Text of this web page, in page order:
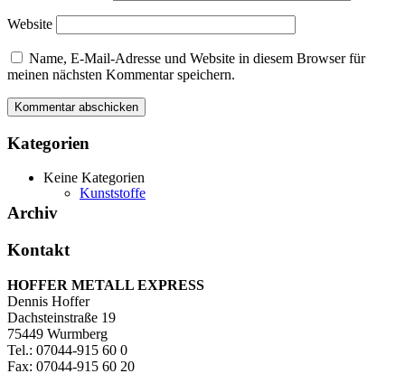
Kunststoffe
Website
Name, E-Mail-Adresse und Website in diesem Browser für
meinen nächsten Kommentar speichern.
Kategorien
Keine Kategorien
Archiv
Kontakt
HOFFER METALL EXPRESS
Dennis Hoffer
Dachsteinstraße 19
75449 Wurmberg
Tel.: 07044-915 60 0
Fax: 07044-915 60 20